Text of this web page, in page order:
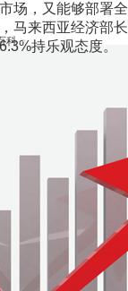
科>
场，又能够部署全
马来西亚经济部长
持乐观态度。